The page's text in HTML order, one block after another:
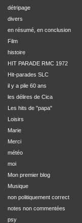
détripage
divers
en résumé, en conclusion
Film
histoire
HIT PARADE RMC 1972
Hit-parades SLC
il y a pile 60 ans
les délires de Cica
Les hits de "papa"
Loisirs
Marie
Merci
météo
moi
Mon premier blog
Musique
non politiquement correct
notes non commentées
psy